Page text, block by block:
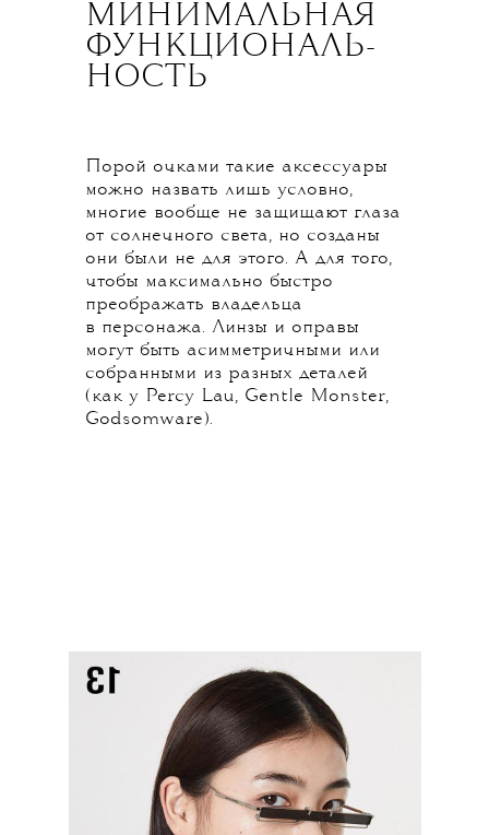
МИНИМАЛЬНАЯ
ФУНКЦИОНАЛЬ-
НОСТЬ
Порой очками такие аксессуары
можно назвать лишь условно,
многие вообще не защищают глаза
от солнечного света, но созданы
они были не для этого. А для того,
чтобы максимально быстро
преображать владельца
в персонажа. Линзы и оправы
могут быть асимметричными или
собранными из разных деталей
(как у Percy Lau, Gentle Monster,
Godsomware).